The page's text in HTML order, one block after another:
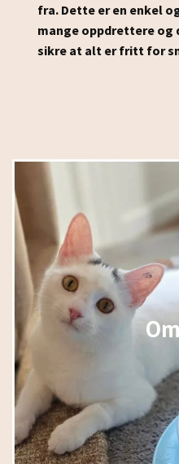
fra. Dette er en enkel
mange oppdrettere og
sikre at alt er fritt for